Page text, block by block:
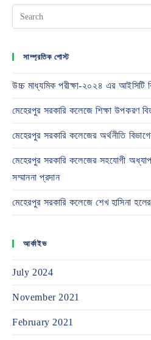
সাম্প্রতিক পোস্ট
উচ্চ মাধ্যমিক পরীক্ষা-২০২৪ এর আইসিটি
মেহেরপুর সরকারি কলেজে শিক্ষা উপকরণ
মেহেরপুর সরকারি কলেজের অর্থনীতি
মেহেরপুর সরকারি কলেজের সহযোগী
সম্মাননা প্রদান
মেহেরপুর সরকারি কলেজে শেখ হাসিনা
আর্কাইভ
July 2024
November 2021
February 2021